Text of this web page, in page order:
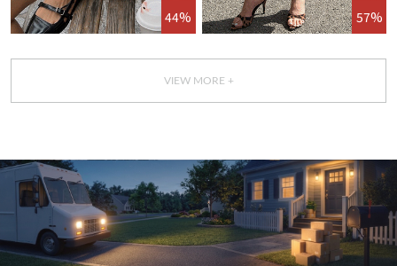
44% 57%
VIEW MORE +